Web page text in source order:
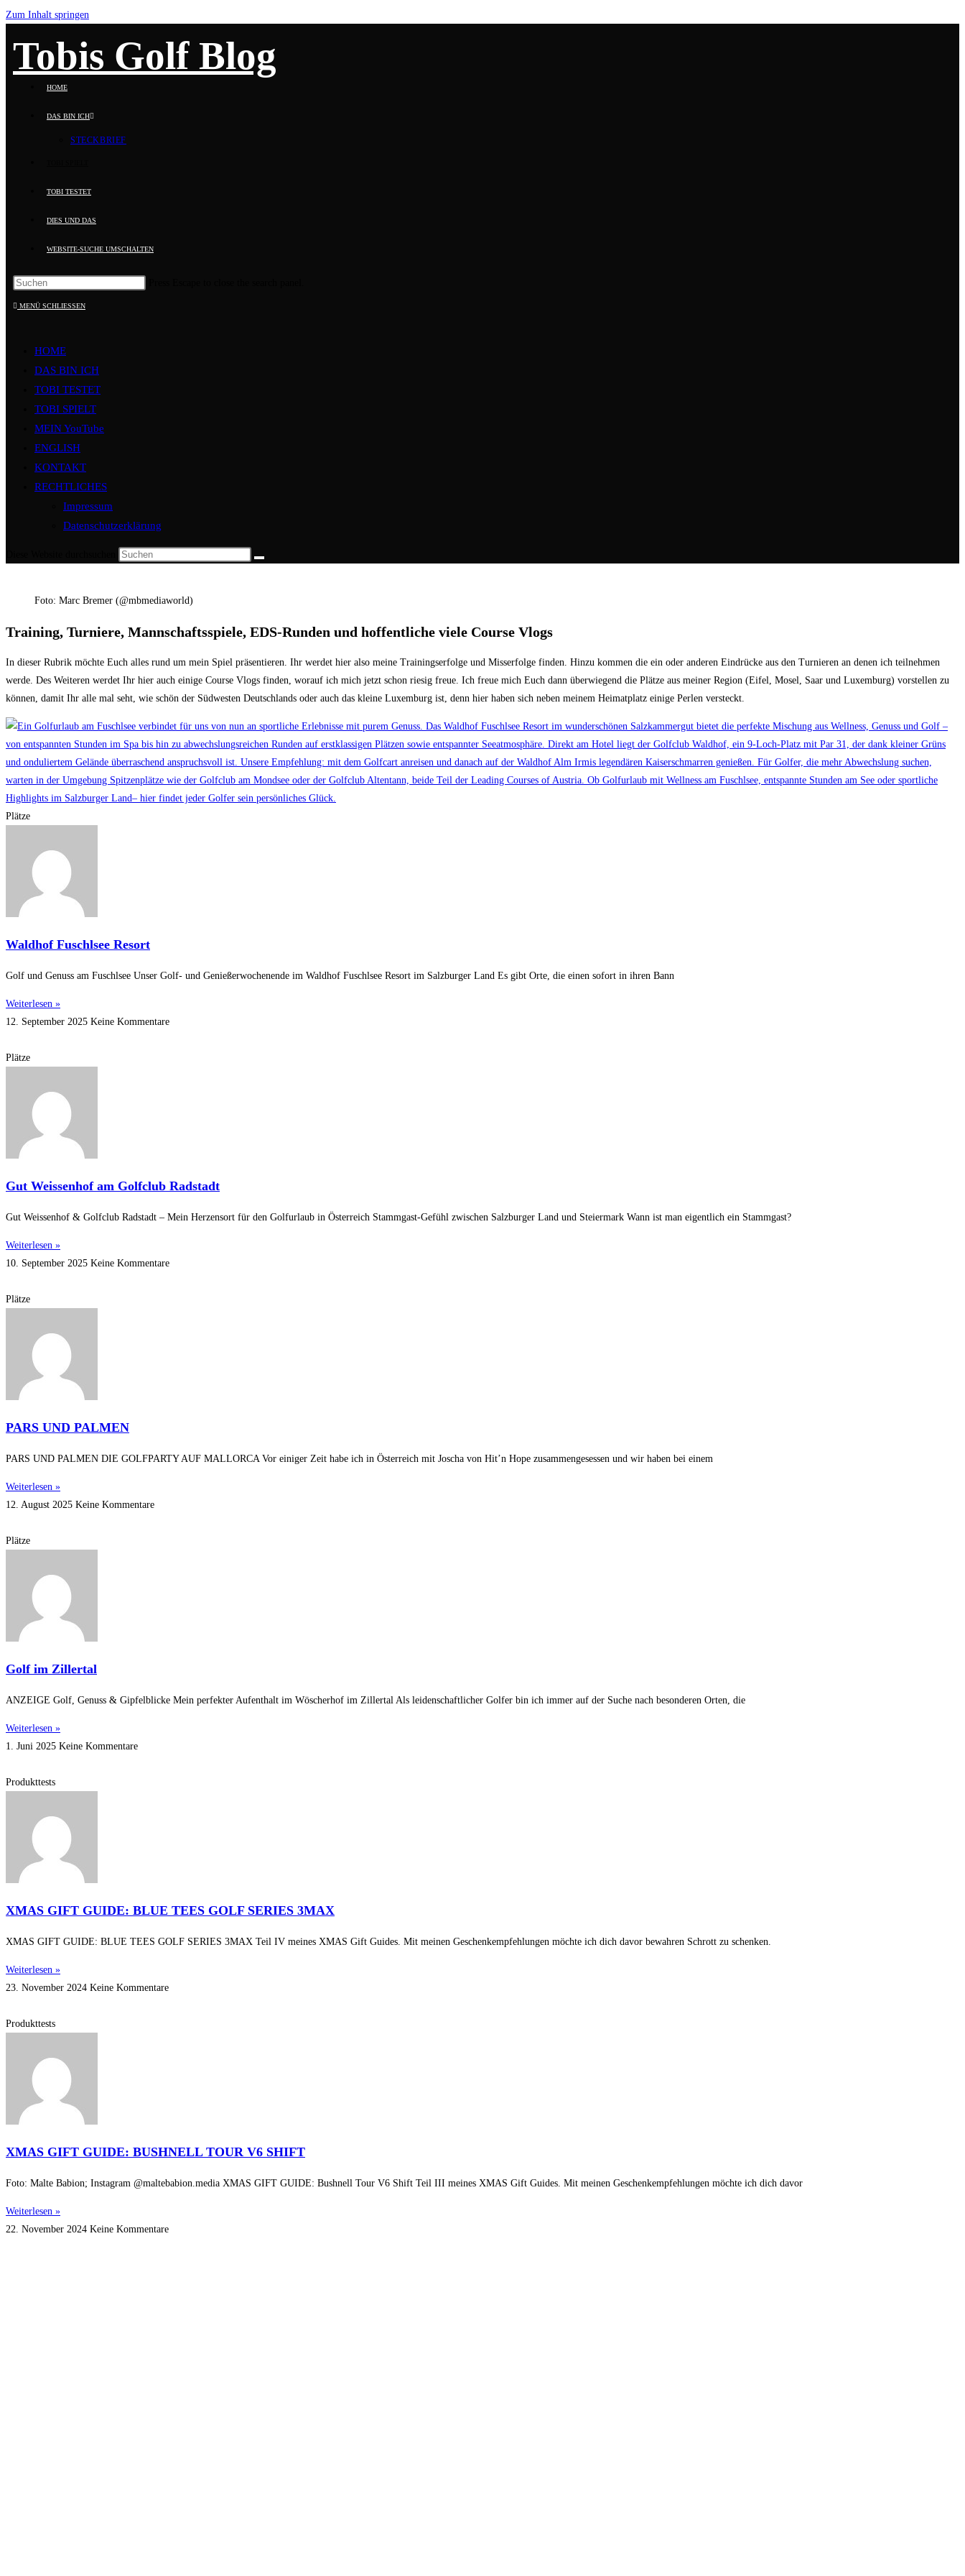
Zum Inhalt springen
Tobis Golf Blog
HOME
DAS BIN ICH
STECKBRIEF
TOBI TESTET
DIES UND DAS
WEBSITE-SUCHE UMSCHALTEN
MENÜ SCHLIESSEN
HOME
DAS BIN ICH
TOBI TESTET
TOBI SPIELT
MEIN YouTube
ENGLISH
KONTAKT
RECHTLICHES
Impressum
Datenschutzerklärung
Foto: Marc Bremer (@mbmediaworld)
Training, Turniere, Mannschaftsspiele, EDS-Runden und hoffentliche viele Course Vlogs
In dieser Rubrik möchte Euch alles rund um mein Spiel präsentieren. Ihr werdet hier also meine Trainingserfolge und Misserfolge finden. Hinzu kommen die ein oder anderen Eindrücke aus den Turnieren an denen ich teilnehmen
werde. Des Weiteren werdet Ihr hier auch einige Course Vlogs finden, worauf ich mich jetzt schon riesig freue. Ich freue mich Euch dann überwiegend die Plätze aus meiner Region (Eifel, Mosel, Saar und Luxemburg) vorstellen zu
können, damit Ihr alle mal seht, wie schön der Südwesten Deutschlands oder auch das kleine Luxemburg ist, denn hier haben sich neben meinem Heimatplatz einige Perlen versteckt.
Plätze
Waldhof Fuschlsee Resort
Golf und Genuss am Fuschlsee Unser Golf- und Genießerwochenende im Waldhof Fuschlsee Resort im Salzburger Land Es gibt Orte, die einen sofort in ihren Bann
Weiterlesen »
12. September 2025 Keine Kommentare
Plätze
Gut Weissenhof am Golfclub Radstadt
Gut Weissenhof & Golfclub Radstadt – Mein Herzensort für den Golfurlaub in Österreich Stammgast-Gefühl zwischen Salzburger Land und Steiermark Wann ist man eigentlich ein Stammgast?
Weiterlesen »
10. September 2025 Keine Kommentare
Plätze
PARS UND PALMEN
PARS UND PALMEN DIE GOLFPARTY AUF MALLORCA Vor einiger Zeit habe ich in Österreich mit Joscha von Hit’n Hope zusammengesessen und wir haben bei einem
Weiterlesen »
12. August 2025 Keine Kommentare
Plätze
Golf im Zillertal
ANZEIGE Golf, Genuss & Gipfelblicke Mein perfekter Aufenthalt im Wöscherhof im Zillertal Als leidenschaftlicher Golfer bin ich immer auf der Suche nach besonderen Orten, die
Weiterlesen »
1. Juni 2025 Keine Kommentare
Produkttests
XMAS GIFT GUIDE: BLUE TEES GOLF SERIES 3MAX
XMAS GIFT GUIDE: BLUE TEES GOLF SERIES 3MAX Teil IV meines XMAS Gift Guides. Mit meinen Geschenkempfehlungen möchte ich dich davor bewahren Schrott zu schenken.
Weiterlesen »
23. November 2024 Keine Kommentare
Produkttests
XMAS GIFT GUIDE: BUSHNELL TOUR V6 SHIFT
Foto: Malte Babion; Instagram @maltebabion.media XMAS GIFT GUIDE: Bushnell Tour V6 Shift Teil III meines XMAS Gift Guides. Mit meinen Geschenkempfehlungen möchte ich dich davor
Weiterlesen »
22. November 2024 Keine Kommentare